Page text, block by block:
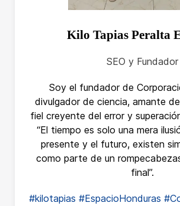
Kilo Tapias Peralta
SEO y Fundador
Soy el fundador de
divulgador de ciencia, amante
fiel creyente del error y
“El tiempo es solo una mera
presente y el futuro, existen
como parte de un
final”.
#kilotapias #EspacioHonduras